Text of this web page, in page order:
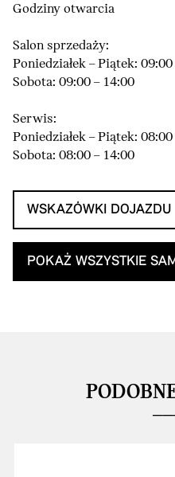
Godziny otwarcia
Salon sprzedaży:
Poniedziałek – Piątek:
Sobota: 09:00 – 14:00
Serwis:
Poniedziałek – Piątek:
Sobota: 08:00 – 14:00
WSKAZÓWKI DOJAZDU
POKAŻ WSZYSTKIE